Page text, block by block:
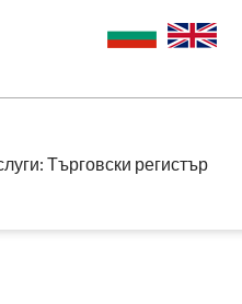
Търговски регистър